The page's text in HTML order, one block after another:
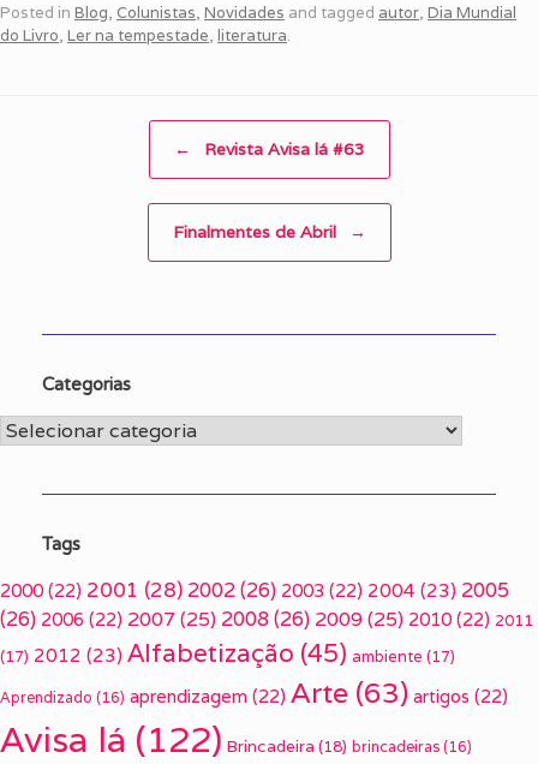
Posted in Blog, Colunistas, Novidades and tagged autor, Dia Mundial
do Livro, Ler na tempestade, literatura.
← Revista Avisa lá #63
Finalmentes de Abril →
Categorias
Categorias
Tags
2000 (22) 2001 (28) 2002(26) 2003 (22) 2004 (23) 2005
(26) 2006 (22) 2007 (25) 2008(26) 2009(25) 2010 (22) 2011
(17) 2012 (23) Alfabetização (45) ambiente (17)
Aprendizado (16) aprendizagem (22) Arte (63) artigos (22)
Avisa lá (122) Brincadeira (18) brincadeiras (16)